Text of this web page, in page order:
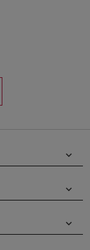
keyboard_arrow_down
keyboard_arrow_down
keyboard_arrow_down